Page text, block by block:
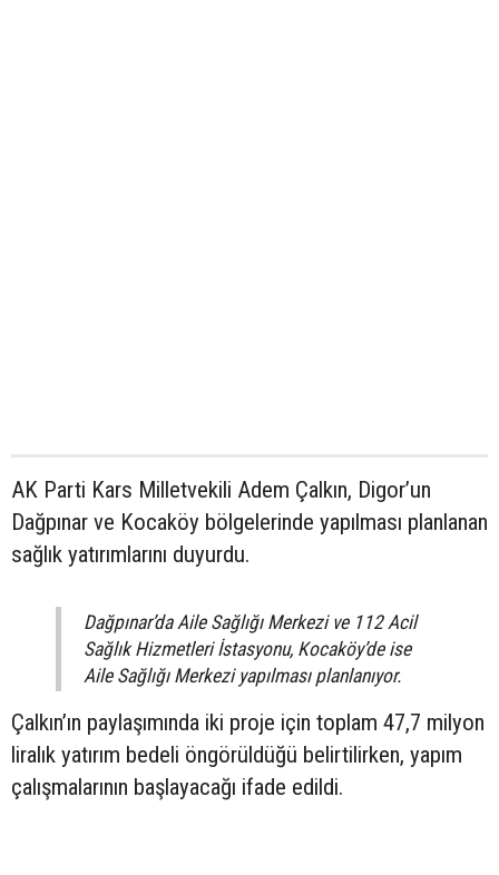
AK Parti Kars Milletvekili Adem Çalkın, Digor’un
Dağpınar ve Kocaköy bölgelerinde yapılması planlanan
sağlık yatırımlarını duyurdu.
Dağpınar’da Aile Sağlığı Merkezi ve 112 Acil
Sağlık Hizmetleri İstasyonu, Kocaköy’de ise
Aile Sağlığı Merkezi yapılması planlanıyor.
Çalkın’ın paylaşımında iki proje için toplam 47,7 milyon
liralık yatırım bedeli öngörüldüğü belirtilirken, yapım
çalışmalarının başlayacağı ifade edildi.